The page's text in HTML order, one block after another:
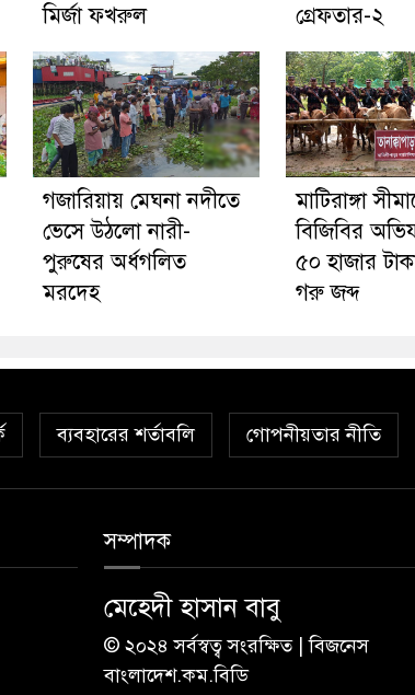
মির্জা ফখরুল
গ্রেফতার-২
গজারিয়ায় মেঘনা নদীতে
ভেসে উঠলো নারী-
পুরুষের অর্ধগলিত
মরদেহ
মাটিরাঙ্গা
বিজিবির
৫০ হাজার
গরু জব্দ
ব্যবহারের শর্তাবলি গোপনীয়তার নীতি
সম্পাদক
মেহেদী হাসান বাবু
© ২০২৪ সর্বস্বত্ব সংরক্ষিত | বিজনেস
বাংলাদেশ.কম.বিডি